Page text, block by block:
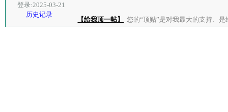
登录:2025-03-21
历史记录
【给我顶一帖】 您的“顶贴”是对我最大的支持、